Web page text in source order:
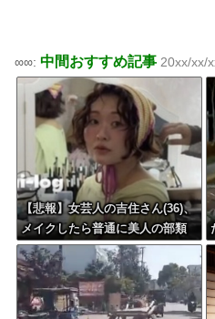
∞∞: 中間おすすめ記事 20xx/xx/
【悲報】女芸人の吉住さん(36)、
メイクしたら普通に美人の部類
だったと判明